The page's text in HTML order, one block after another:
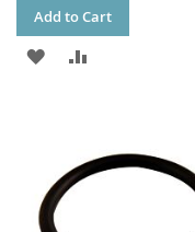
Add to Cart
ADD
LIST